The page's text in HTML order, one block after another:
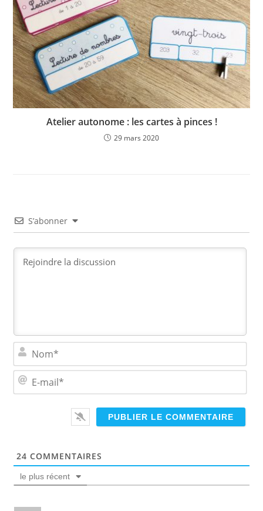
Atelier autonome : les cartes à pinces !
29 mars 2020
S’abonner
N
m
E
m
a
24 COMMENTAIRES
le plus récent